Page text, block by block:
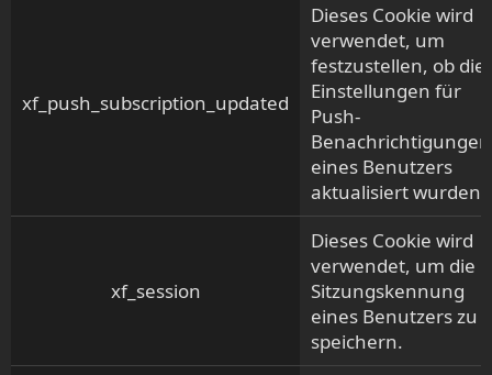
xf_push_subscription_updated
Dieses Cookie wird
verwendet, um
festzustellen, ob die
Einstellungen für
Push-
Benachrichtigungen
eines Benutzers
aktualisiert wurden.
xf_session
Dieses Cookie wird
verwendet, um die
Sitzungskennung
eines Benutzers zu
speichern.